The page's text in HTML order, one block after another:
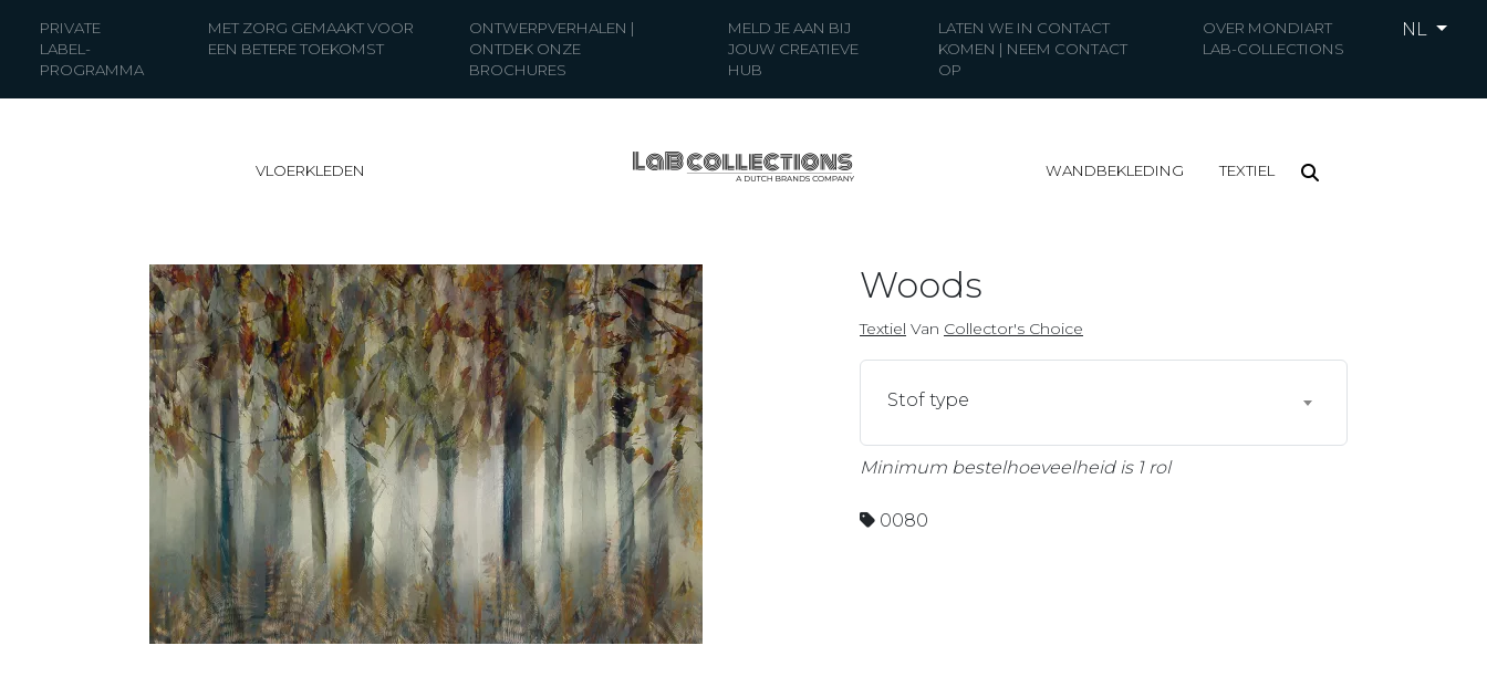
PRIVATE
LABEL-
PROGRAMMA
MET ZORG GEMAAKT VOOR
EEN BETERE TOEKOMST
ONTWERPVERHALEN |
ONTDEK ONZE
BROCHURES
MELD JE AAN BIJ
JOUW CREATIEVE
HUB
LATEN WE IN CONTACT
KOMEN | NEEM CONTACT
OP
OVER MONDIART
LAB-COLLECTIONS
NL
VLOERKLEDEN WANDBEKLEDING TEXTIEL
Woods
Textiel Van Collector's Choice
Stof type
Minimum bestelhoeveelheid is 1 rol
0080